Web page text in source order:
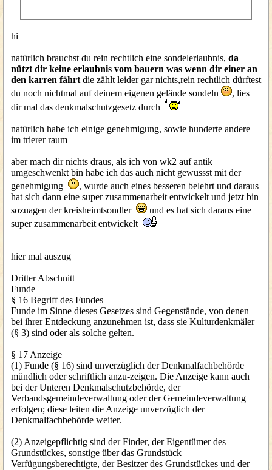
hi
natürlich brauchst du rein rechtlich eine sondelerlaubnis, da
nützt dir keine erlaubnis vom bauern was wenn dir einer an
den karren fährt die zählt leider gar nichts,rein rechtlich dürftest
du noch nichtmal auf deinem eigenen gelände sondeln
, lies
dir mal das denkmalschutzgesetz durch
natürlich habe ich einige genehmigung, sowie hunderte andere
im trierer raum
aber mach dir nichts draus, als ich von wk2 auf antik
umgeschwenkt bin habe ich das auch nicht gewussst mit der
genehmigung
, wurde auch eines besseren belehrt und daraus
hat sich dann eine super zusammenarbeit entwickelt und jetzt bin
sozuagen der kreisheimtsondler
und es hat sich daraus eine
super zusammenarbeit entwickelt
hier mal auszug
Dritter Abschnitt
Funde
§ 16 Begriff des Fundes
Funde im Sinne dieses Gesetzes sind Gegenstände, von denen
bei ihrer Entdeckung anzunehmen ist, dass sie Kulturdenkmäler
(§ 3) sind oder als solche gelten.
§ 17 Anzeige
(1) Funde (§ 16) sind unverzüglich der Denkmalfachbehörde
mündlich oder schriftlich anzu-zeigen. Die Anzeige kann auch
bei der Unteren Denkmalschutzbehörde, der
Verbandsgemeindeverwaltung oder der Gemeindeverwaltung
erfolgen; diese leiten die Anzeige unverzüglich der
Denkmalfachbehörde weiter.
(2) Anzeigepflichtig sind der Finder, der Eigentümer des
Grundstückes, sonstige über das Grundstück
Verfügungsberechtigte, der Besitzer des Grundstückes und der